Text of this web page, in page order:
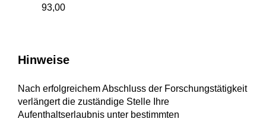
93,00
Hinweise
Nach erfolgreichem Abschluss der Forschungstätigkeit
verlängert die zuständige Stelle Ihre
Aufenthaltserlaubnis unter bestimmten